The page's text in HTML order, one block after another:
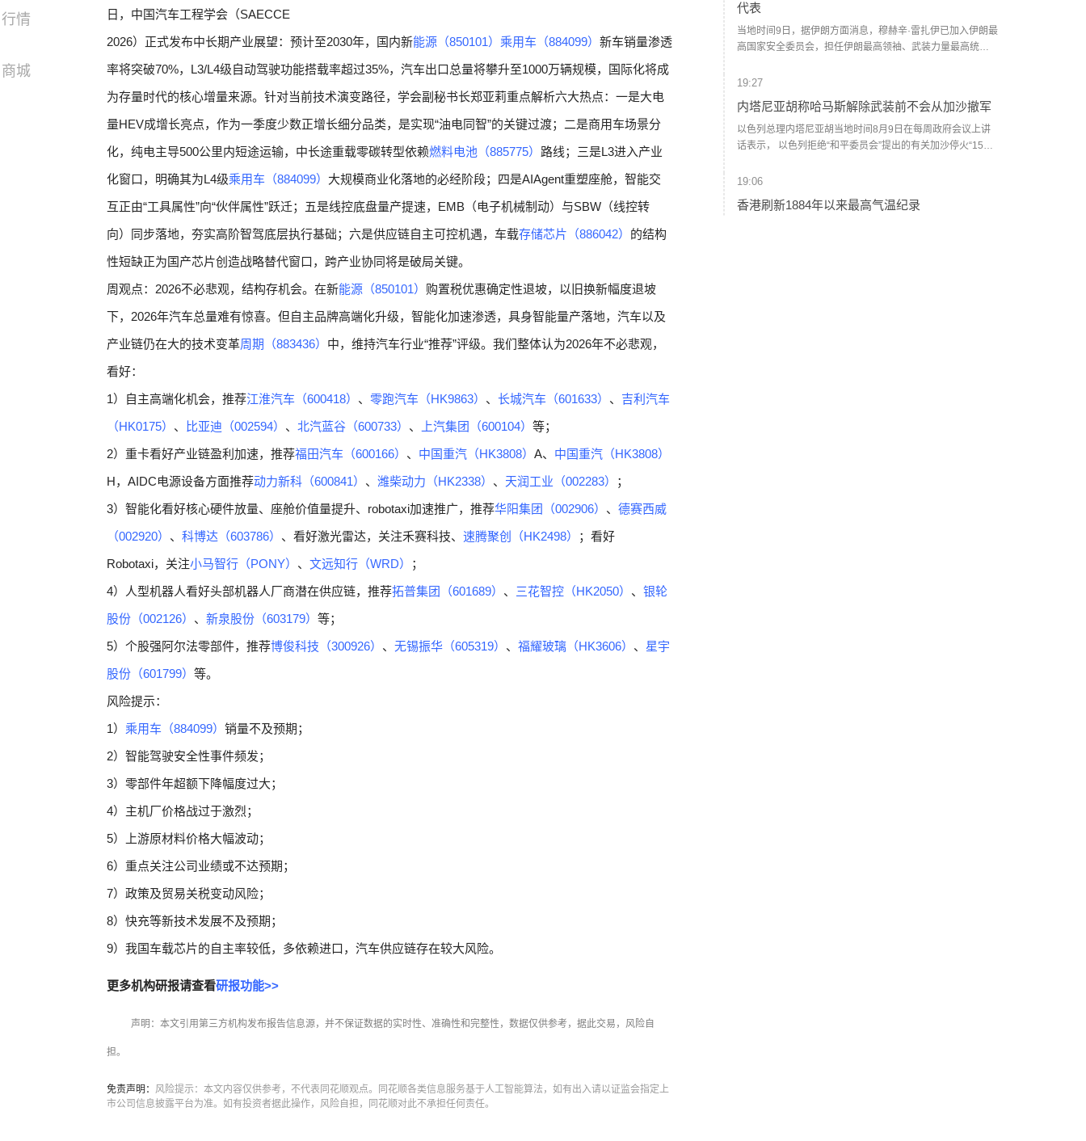
行情
商城
日，中国汽车工程学会（SAECCE
2026）正式发布中长期产业展望：预计至2030年，国内新能源（850101） 乘用车（884099） 新车销量渗透
率将突破70%，L3/L4级自动驾驶功能搭载率超过35%，汽车出口总量将攀升至1000万辆规模，国际化将成
为存量时代的核心增量来源。针对当前技术演变路径，学会副秘书长郑亚莉重点解析六大热点：一是大电
量HEV成增长亮点，作为一季度少数正增长细分品类，是实现“油电同智”的关键过渡；二是商用车场景分
化，纯电主导500公里内短途运输，中长途重载零碳转型依赖燃料电池（885775） 路线；三是L3进入产业
化窗口，明确其为L4级乘用车（884099） 大规模商业化落地的必经阶段；四是AIAgent重塑座舱，智能交
互正由“工具属性”向“伙伴属性”跃迁；五是线控底盘量产提速，EMB（电子机械制动）与SBW（线控转
向）同步落地，夯实高阶智驾底层执行基础；六是供应链自主可控机遇，车载存储芯片（886042） 的结构
性短缺正为国产芯片创造战略替代窗口，跨产业协同将是破局关键。
周观点：2026不必悲观，结构存机会。在新能源（850101） 购置税优惠确定性退坡，以旧换新幅度退坡
下，2026年汽车总量难有惊喜。但自主品牌高端化升级，智能化加速渗透，具身智能量产落地，汽车以及
产业链仍在大的技术变革周期（883436） 中，维持汽车行业“推荐”评级。我们整体认为2026年不必悲观，
看好：
1）自主高端化机会，推荐江淮汽车（600418） 、 零跑汽车（HK9863） 、 长城汽车（601633） 、 吉利汽车
（HK0175） 、 比亚迪（002594） 、 北汽蓝谷（600733） 、 上汽集团（600104） 等；
2）重卡看好产业链盈利加速，推荐福田汽车（600166） 、 中国重汽（HK3808） A、 中国重汽（HK3808）
H，AIDC电源设备方面推荐动力新科（600841） 、 潍柴动力（HK2338） 、 天润工业（002283）
；
3）智能化看好核心硬件放量、座舱价值量提升、robotaxi加速推广，推荐华阳集团（002906） 、 德赛西威
（002920） 、 科博达（603786） 、看好激光雷达，关注禾赛科技、 速腾聚创（HK2498）
；看好
Robotaxi，关注小马智行（PONY） 、 文远知行（WRD）
；
4）人型机器人看好头部机器人厂商潜在供应链，推荐拓普集团（601689） 、 三花智控（HK2050） 、 银轮
股份（002126） 、 新泉股份（603179） 等；
5）个股强阿尔法零部件，推荐博俊科技（300926） 、 无锡振华（605319） 、 福耀玻璃（HK3606） 、 星宇
股份（601799） 等。
风险提示：
1） 乘用车（884099） 销量不及预期；
2）智能驾驶安全性事件频发；
3）零部件年超额下降幅度过大；
4）主机厂价格战过于激烈；
5）上游原材料价格大幅波动；
6）重点关注公司业绩或不达预期；
7）政策及贸易关税变动风险；
8）快充等新技术发展不及预期；
9）我国车载芯片的自主率较低，多依赖进口，汽车供应链存在较大风险。
更多机构研报请查看研报功能>>
声明：本文引用第三方机构发布报告信息源，并不保证数据的实时性、准确性和完整性，数据仅供参考，据此交易，风险自
担。
免责声明： 风险提示：本文内容仅供参考，不代表同花顺观点。同花顺各类信息服务基于人工智能算法，如有出入请以证监会指定上
市公司信息披露平台为准。如有投资者据此操作，风险自担，同花顺对此不承担任何责任。
代表
当地时间9日，据伊朗方面消息，穆赫辛·雷扎伊已加入伊朗最
高国家安全委员会，担任伊朗最高领袖、武装力量最高统帅
19:27
内塔尼亚胡称哈马斯解除武装前不会从加沙撤军
以色列总理内塔尼亚胡当地时间8月9日在每周政府会议上讲
话表示， 以色列拒绝“和平委员会”提出的有关加沙停火“15点
前，以军不会从加沙地带撤退，并强调在其任内绝不允许建
19:06
香港刷新1884年以来最高气温纪录